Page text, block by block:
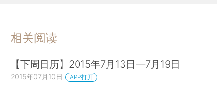
相关阅读
【下周日历】2015年7月13日—7月19日
2015年07月10日 APP打开